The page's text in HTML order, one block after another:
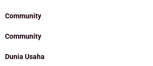
Community
Community
Dunia Usaha